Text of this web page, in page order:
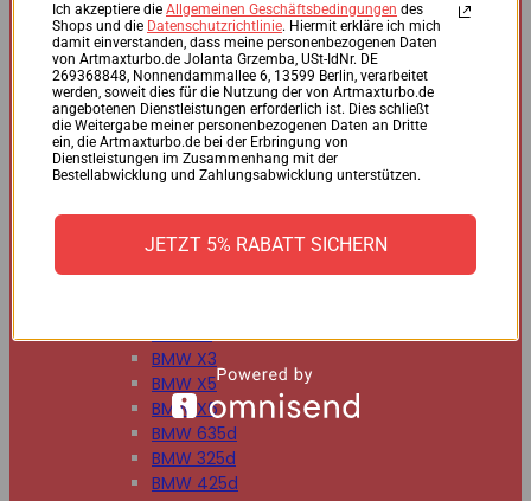
BMW 125d
BMW 220d
BMW 225d
BMW 318d
BMW 320d
BMW 330d
BMW 335d
BMW 518d
BMW 520d
BMW 530d
BMW X1
BMW X3
BMW X5
BMW X6
BMW 635d
BMW 325d
BMW 425d
Ich akzeptiere die Allgemeinen Geschäftsbedingungen des
Shops und die Datenschutzrichtlinie. Hiermit erkläre ich mich
damit einverstanden, dass meine personenbezogenen Daten
von Artmaxturbo.de Jolanta Grzemba, USt-IdNr. DE
269368848, Nonnendammallee 6, 13599 Berlin, verarbeitet
werden, soweit dies für die Nutzung der von Artmaxturbo.de
angebotenen Dienstleistungen erforderlich ist. Dies schließt
die Weitergabe meiner personenbezogenen Daten an Dritte
ein, die Artmaxturbo.de bei der Erbringung von
Dienstleistungen im Zusammenhang mit der
Bestellabwicklung und Zahlungsabwicklung unterstützen.
JETZT 5% RABATT SICHERN